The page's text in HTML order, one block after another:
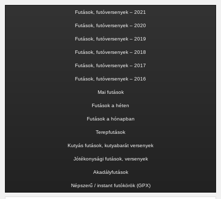
Futások, futóversenyek – 2021
Futások, futóversenyek – 2020
Futások, futóversenyek – 2019
Futások, futóversenyek – 2018
Futások, futóversenyek – 2017
Futások, futóversenyek – 2016
Mai futások
Futások a héten
Futások a hónapban
Terepfutások
Kutyás futások, kutyabarát versenyek
Jótékonysági futások, versenyek
Akadályfutások
Népszerű / instant futókörök (GPX)